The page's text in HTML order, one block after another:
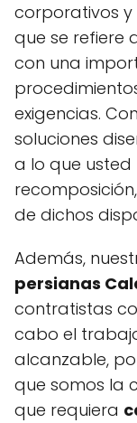
corporativos y
que se refiere
con una
exigencias.
soluciones
a lo que usted
de dichos
Además,
persianas
contratistas
cabo el
alcanzable,
que somos la
que requiera